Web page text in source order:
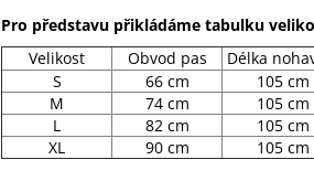
Pro představu přikládáme tabulku
Velikost
Obvod pas
Délka
S
66 cm
105 cm
M
74 cm
105 cm
L
82 cm
105 cm
XL
90 cm 105 cm